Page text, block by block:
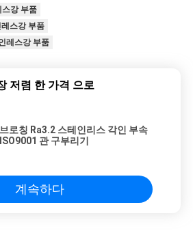
강 부품
스강 부품
레스강 부품
저렴 한 가격 으로
브로칭 Ra3.2 스테인리스 각인 부속
ISO9001 관 구부리기
계속하다